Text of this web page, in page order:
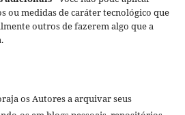
ou medidas de caráter tecnológico que
outros de fazerem algo que a
os Autores a arquivar seus